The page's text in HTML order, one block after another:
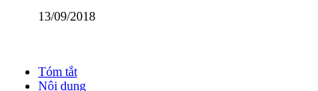
13/09/2018
Tóm tắt
Nội dung